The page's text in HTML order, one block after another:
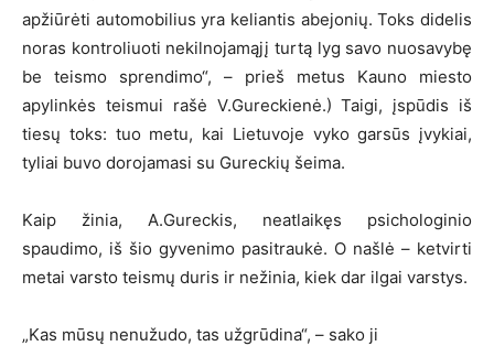
apžiūrėti automobilius yra keliantis abejonių. Toks didelis
noras kontroliuoti nekilnojamąjį turtą lyg savo nuosavybę
be teismo sprendimo“, – prieš metus Kauno miesto
apylinkės teismui rašė V.Gureckienė.) Taigi, įspūdis iš
tiesų toks: tuo metu, kai Lietuvoje vyko garsūs įvykiai,
tyliai buvo dorojamasi su Gureckių šeima.
Kaip žinia, A.Gureckis, neatlaikęs psichologinio
spaudimo, iš šio gyvenimo pasitraukė. O našlė – ketvirti
metai varsto teismų duris ir nežinia, kiek dar ilgai varstys.
„Kas mūsų nenužudo, tas užgrūdina“, – sako ji